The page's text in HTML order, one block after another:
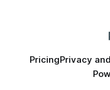
PricingPrivacy